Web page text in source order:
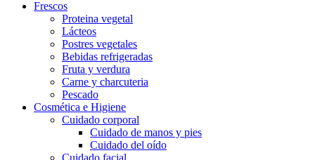
Frescos
Proteina vegetal
Lácteos
Postres vegetales
Bebidas refrigeradas
Fruta y verdura
Carne y charcuteria
Pescado
Cosmética e Higiene
Cuidado corporal
Cuidado de manos y pies
Cuidado del oído
Cuidado facial